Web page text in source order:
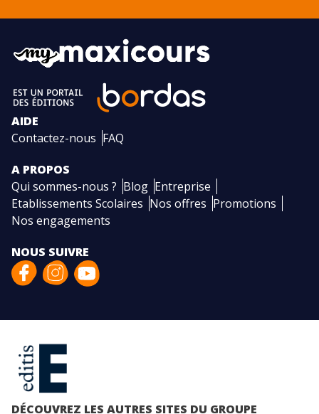
AIDE
Contactez-nous FAQ
A PROPOS
Qui sommes-nous ? Blog Entreprise
Etablissements Scolaires Nos offres Promotions
Nos engagements
NOUS SUIVRE
DÉCOUVREZ LES AUTRES SITES DU GROUPE